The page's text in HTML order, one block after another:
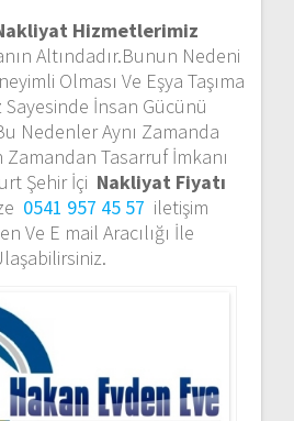
Hizmetlerimiz
Altındadır.Bunun Nedeni
Olması Ve Eşya Taşıma
İnsan Gücünü
Nedenler Aynı Zamanda
Zamandan Tasarruf İmkanı
Şehir İçi Nakliyat Fiyatı
0541 957 45 57 iletişim
Ve E mail Aracılığı İle